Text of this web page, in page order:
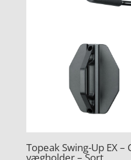
Topeak Swing-Up EX